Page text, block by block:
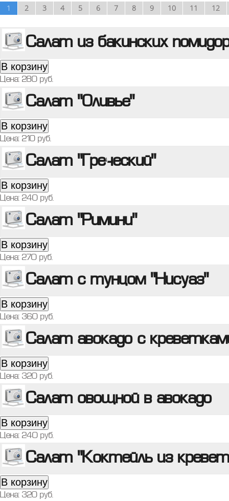
1 2 3 4 5 6 7 8 9 10 11 12
Салат из бакинских
В корзину
Цена: 280 руб.
Салат "Оливье"
В корзину
Цена: 210 руб.
Салат "Греческий"
В корзину
Цена: 240 руб.
Салат "Римини"
В корзину
Цена: 270 руб.
Салат с тунцом "Нисуаз"
В корзину
Цена: 360 руб.
Салат авокадо с
В корзину
Цена: 320 руб.
Салат овощной в авокадо
В корзину
Цена: 240 руб.
Салат "Коктейль из
В корзину
Цена: 320 руб.